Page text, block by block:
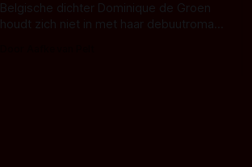
Belgische dichter Dominique de Groen
houdt zich niet in met haar debuutroman.